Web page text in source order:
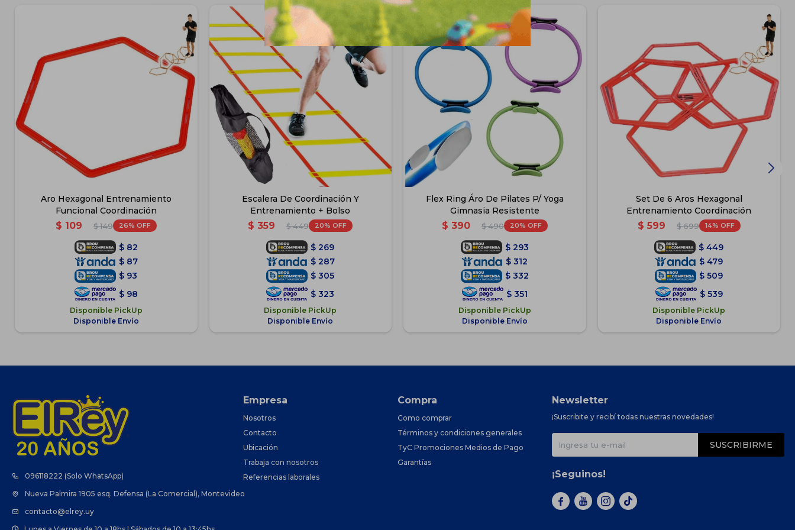
Aro Hexagonal Entrenamiento
Funcional Coordinación
$ 109 $ 149 26
$ 82
$ 87
$ 93
$ 98
Disponible PickUp
Disponible Envío
Escalera De Coordinación Y
Entrenamiento + Bolso
$ 359 $ 449 20
$ 269
$ 287
$ 305
$ 323
Disponible PickUp
Disponible Envío
Flex Ring Áro De Pilates P/ Yoga
Gimnasia Resistente
$ 390 $ 490 20
$ 293
$ 312
$ 332
$ 351
Disponible PickUp
Disponible Envío
Set De 6 Aros Hexagonal
Entrenamiento Coordinación
$ 599 $ 699 14
$ 449
$ 479
$ 509
$ 539
Disponible PickUp
Disponible Envío
096118222 (Solo WhatsApp)
Nueva Palmira 1905 esq. Defensa (La Comercial), Montevideo
contacto@elrey.uy
Empresa
Nosotros
Contacto
Ubicación
Trabaja con nosotros
Referencias laborales
Compra
Como comprar
Términos y condiciones generales
TyC Promociones Medios de Pago
Garantías
Newsletter
¡Suscribite y recibí todas nuestras novedades!
SUSCRIBIRME
¡Seguinos!
  